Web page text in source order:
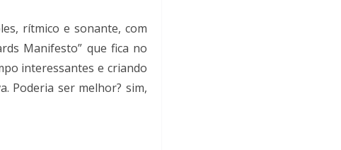
rítmico e sonante, com
Manifesto” que fica no
interessantes e criando
Poderia ser melhor? sim,